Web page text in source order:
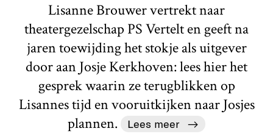
Lisanne Brouwer vertrekt naar
theatergezelschap PS Vertelt en geeft na
jaren toewijding het stokje als uitgever
door aan Josje Kerkhoven: lees hier het
gesprek waarin ze terugblikken op
Lisannes tijd en vooruitkijken naar Josjes
plannen.
Lees meer